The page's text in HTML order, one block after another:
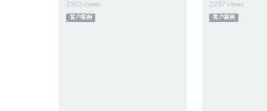
2353 views
客户案例
2237 views
客户案例